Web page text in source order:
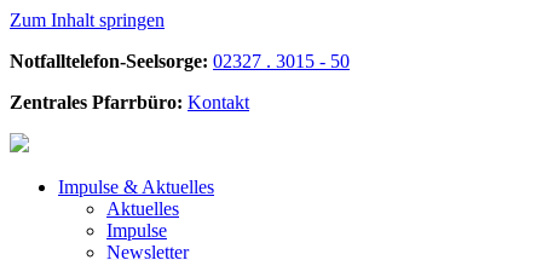
Zum Inhalt springen
Notfalltelefon-Seelsorge: 02327 . 3015 - 50
Zentrales Pfarrbüro: Kontakt
Impulse & Aktuelles
Aktuelles
Impulse
Newsletter